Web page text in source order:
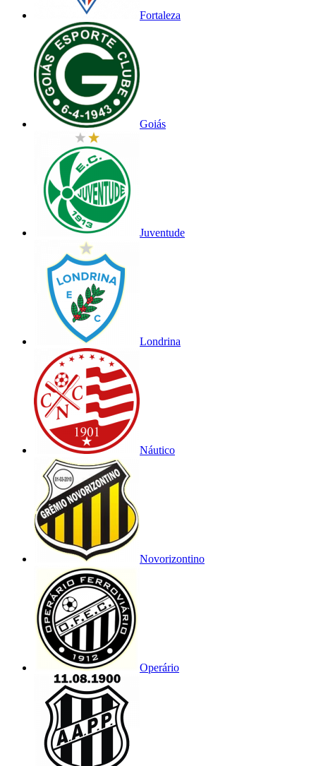
Fortaleza
Goiás
Juventude
Londrina
Náutico
Novorizontino
Operário